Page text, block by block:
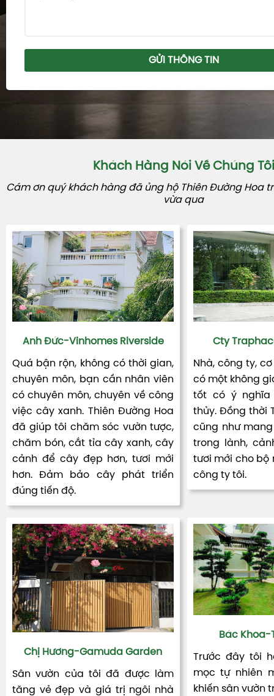
GỬI THÔNG TIN
Khách Hàng Nói Về Chúng Tôi
Cám ơn quý khách hàng đã ủng hộ Thiên Đường Hoa
vừa qua
Anh Đức-Vinhomes Riverside
Quá bận rộn, không có thời gian,
chuyên môn, bạn cần nhân viên
có chuyên môn, chuyên về công
việc cây xanh. Thiên Đường Hoa
đã giúp tôi chăm sóc vườn tược,
chăm bón, cắt tỉa cây xanh, cây
cảnh để cây đẹp hơn, tươi mới
hơn. Đảm bảo cây phát triển
đúng tiến độ.
Cty
Nhà, công ty,
có một không
tốt có ý nghĩa
thủy. Đồng thời
cũng như
trong lành,
tươi mới cho bộ
công ty tôi.
Chị Hương-Gamuda Garden
Sân vườn của tôi đã được làm
tăng vẻ đẹp và giá trị ngôi nhà
Bác Khoa-
Trước đây tôi
mọc tự nhiên
khiến sân vườn